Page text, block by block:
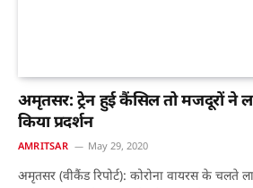
अमृतसर: ट्रेन हुई कैंसिल तो मजदूरों ने
किया प्रदर्शन
AMRITSAR May 29, 2020
अमृतसर (वीकैंड रिपोर्ट): कोरोना वायरस के चलते